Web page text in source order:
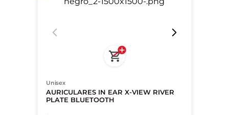
Unisex
AURICULARES IN EAR X-VIEW RIVER
PLATE BLUETOOTH